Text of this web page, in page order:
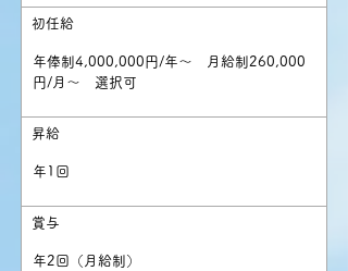
初任給
年俸制4,000,000円/年～ 月給制260,000
円/月～ 選択可
昇給
年1回
​賞与
年2回（月給制）